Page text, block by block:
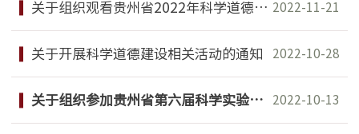
关于组织观看贵州省2022年科学道德和学风建设集中宣讲报告会的通知 2022-11-21
关于开展科学道德建设相关活动的通知 2022-10-28
关于组织参加贵州省第六届科学实验展演汇演赛（成人组）的通知 2022-10-13